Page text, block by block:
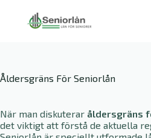
c
t
e
Åldersgräns För Seniorlån
När man diskuterar åldersgräns
det viktigt att förstå de aktuella